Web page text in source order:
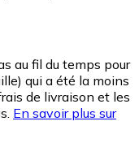
au fil du temps pour
qui a été la moins
de livraison et les
En savoir plus sur